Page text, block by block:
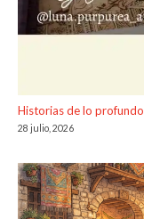
Historias de lo profundo
28 julio, 2026